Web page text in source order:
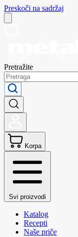
Preskoči na sadržaj
Pretražite
Korpa
Svi proizvodi
Katalog
Recepti
Naše priče